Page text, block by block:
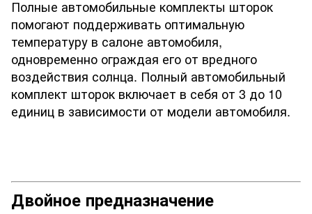
Полные автомобильные комплекты шторок
помогают поддерживать оптимальную
температуру в салоне автомобиля,
одновременно ограждая его от вредного
воздействия солнца. Полный автомобильный
комплект шторок включает в себя от 3 до 10
единиц в зависимости от модели автомобиля.
Двойное предназначение